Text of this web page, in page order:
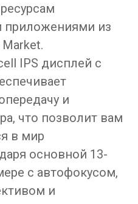
приложениями из
Market.
IPS дисплей с
и
что позволит вам
в мир
основной 13-
с автофокусом,
и